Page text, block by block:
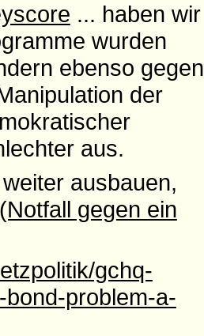
... haben wir
wurden
ebenso gegen
der
aus.
ausbauen,
gegen ein
gchq-
problem-a-